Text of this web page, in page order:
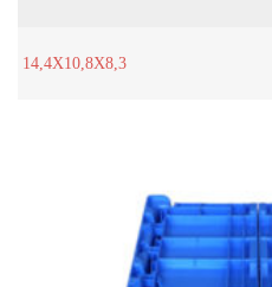
14,4X10,8X8,3